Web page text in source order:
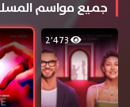
جميع مواسم
2٬473